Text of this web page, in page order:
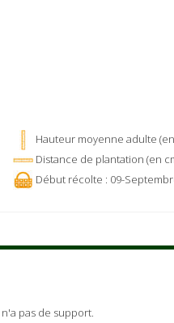
Hauteur moyenne adulte
Distance de plantation (en
Début récolte : 09-
pas de support.